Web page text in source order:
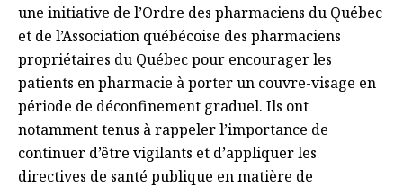
une initiative de l’Ordre des pharmaciens du Québec
et de l’Association québécoise des pharmaciens
propriétaires du Québec pour encourager les
patients en pharmacie à porter un couvre-visage en
période de déconfinement graduel. Ils ont
notamment tenus à rappeler l’importance de
continuer d’être vigilants et d’appliquer les
directives de santé publique en matière de